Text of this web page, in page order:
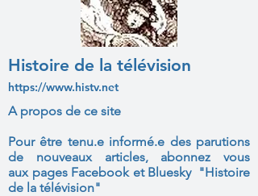
Histoire de la télévision
https://www.histv.net
A propos de ce site
Pour être tenu.e informé.e des parutions
de nouveaux articles, abonnez vous
aux pages Facebook et Bluesky "Histoire
de la télévision"